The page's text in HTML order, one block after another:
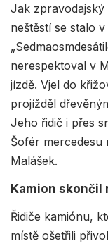
Jak
neštěstí se stalo
nerespektoval v
jízdě. Vjel do
projížděl
Jeho řidič i přes
Šofér mercedesu
Malášek.
Kamion skončil
Řidiče kamiónu,
místě ošetřili